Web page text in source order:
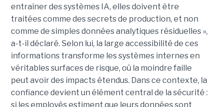
entraîner des systèmes IA, elles doivent être
traitées comme des secrets de production, et non
comme de simples données analytiques résiduelles »,
a-t-il déclaré. Selon lui, la large accessibilité de ces
informations transforme les systèmes internes en
véritables surfaces de risque, où la moindre faille
peut avoir des impacts étendus. Dans ce contexte, la
confiance devient un élément central de la sécurité :
si les employés estiment que leurs données sont